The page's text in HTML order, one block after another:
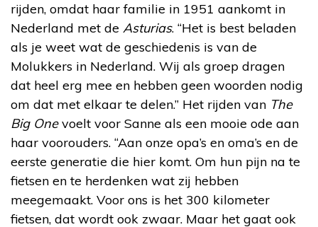
rijden, omdat haar familie in 1951 aankomt in
Nederland met de Asturias. “Het is best beladen
als je weet wat de geschiedenis is van de
Molukkers in Nederland. Wij als groep dragen
dat heel erg mee en hebben geen woorden nodig
om dat met elkaar te delen.” Het rijden van The
Big Onevoelt voor Sanne als een mooie ode aan
haar voorouders. “Aan onze opa’s en oma’s en de
eerste generatie die hier komt. Om hun pijn na te
fietsen en te herdenken wat zij hebben
meegemaakt. Voor ons is het 300 kilometer
fietsen, dat wordt ook zwaar. Maar het gaat ook